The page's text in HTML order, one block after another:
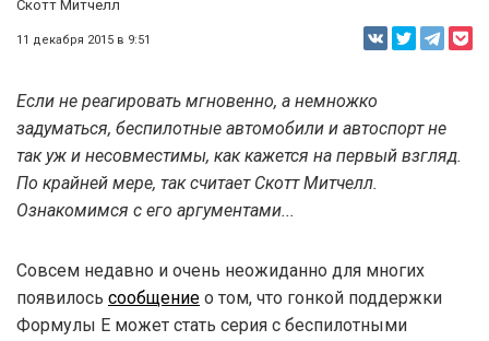
Скотт Митчелл
11 декабря 2015 в 9:51
Если не реагировать мгновенно, а немножко
задуматься, беспилотные автомобили и автоспорт не
так уж и несовместимы, как кажется на первый взгляд.
По крайней мере, так считает Скотт Митчелл.
Ознакомимся с его аргументами...
Совсем недавно и очень неожиданно для многих
появилось сообщение о том, что гонкой поддержки
Формулы E может стать серия с беспилотными